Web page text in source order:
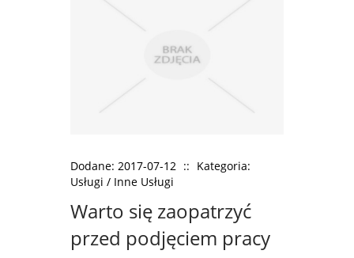
Dodane: 2017-07-12 :: Kategoria:
Usługi / Inne Usługi
Warto się zaopatrzyć
przed podjęciem pracy